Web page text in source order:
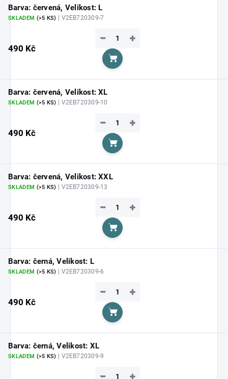
Barva: červená, Velikost: L
SKLADEM (>5 KS) | V2EB720309-7
490 Kč
+
−
Do košíku
Barva: červená, Velikost: XL
SKLADEM (>5 KS) | V2EB720309-10
490 Kč
+
−
Do košíku
Barva: červená, Velikost: XXL
SKLADEM (>5 KS) | V2EB720309-13
490 Kč
+
−
Do košíku
Barva: černá, Velikost: L
SKLADEM (>5 KS) | V2EB720309-6
490 Kč
+
−
Do košíku
Barva: černá, Velikost: XL
SKLADEM (>5 KS) | V2EB720309-9